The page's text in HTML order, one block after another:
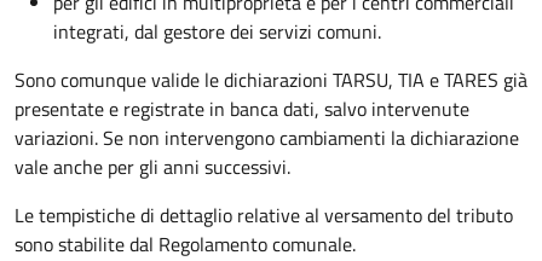
integrati, dal gestore dei servizi comuni.
Sono comunque valide le dichiarazioni TARSU, TIA e TARES già
presentate e registrate in banca dati, salvo intervenute
variazioni. Se non intervengono cambiamenti la dichiarazione
vale anche per gli anni successivi.
Le tempistiche di dettaglio relative al versamento del tributo
sono stabilite dal Regolamento comunale.